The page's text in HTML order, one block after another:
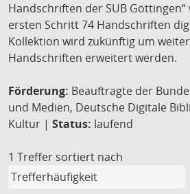
Handschriften der SUB
ersten Schritt 74 Handschriften
Kollektion wird zukünftig um
Handschriften erweitert werden.
Förderung: Beauftragte der
und Medien, Deutsche Digitale
Kultur | Status: laufend
1 Treffer sortiert nach